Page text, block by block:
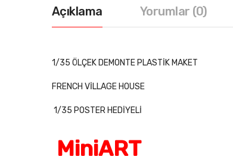
Açıklama Yorumlar (0)
1/35 ÖLÇEK DEMONTE PLASTİK MAKET
FRENCH VİLLAGE HOUSE
1/35 POSTER HEDİYELİ
MiniART